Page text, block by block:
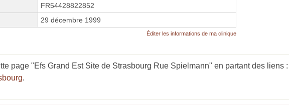
FR54428822852
29 décembre 1999
Éditer les informations de ma clinique
page "Efs Grand Est Site de Strasbourg Rue Spielmann" en partant des liens :
.